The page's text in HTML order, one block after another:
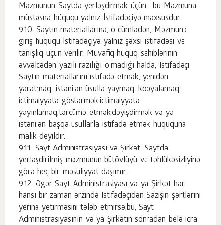
Məzmunun Saytda yerləşdirmək üçün , bu Məzmuna
müstəsna hüququ yalnız İstifadəçiyə məxsusdur.
Saytın materiallarına, o cümlədən, Məzmuna
giriş hüququ İstifadəçiyə yalnız şəxsi istifadəsi və
tanışlıq üçün verilir. Müvafiq hüquq sahiblərinin
əvvəlcədən yazılı razılığı olmadığı halda, İstifadəçi
Saytın materiallarını istifadə etmək, yenidən
yaratmaq, istənilən üsulla yaymaq, kopyalamaq,
ictimaiyyətə göstərmək,ictimaiyyətə
yayınlamaq,tərcümə etmək,dəyişdirmək və ya
istənilən başqa üsullarla istifadə etmək hüququna
malik deyildir.
Sayt Administrasiyası və Şirkət ,Saytda
yerləşdirilmiş məzmunun bütövlüyü və təhlükəsizliyinə
görə heç bir məsuliyyət daşımır.
Əgər Sayt Administrasiyası və ya Şirkət hər
hansı bir zaman ərzində İstifadəçidən Sazişin şərtlərini
yerinə yetirməsini tələb etmirsə,bu, Sayt
Administrasiyasının və ya Şirkətin sonradan belə icra